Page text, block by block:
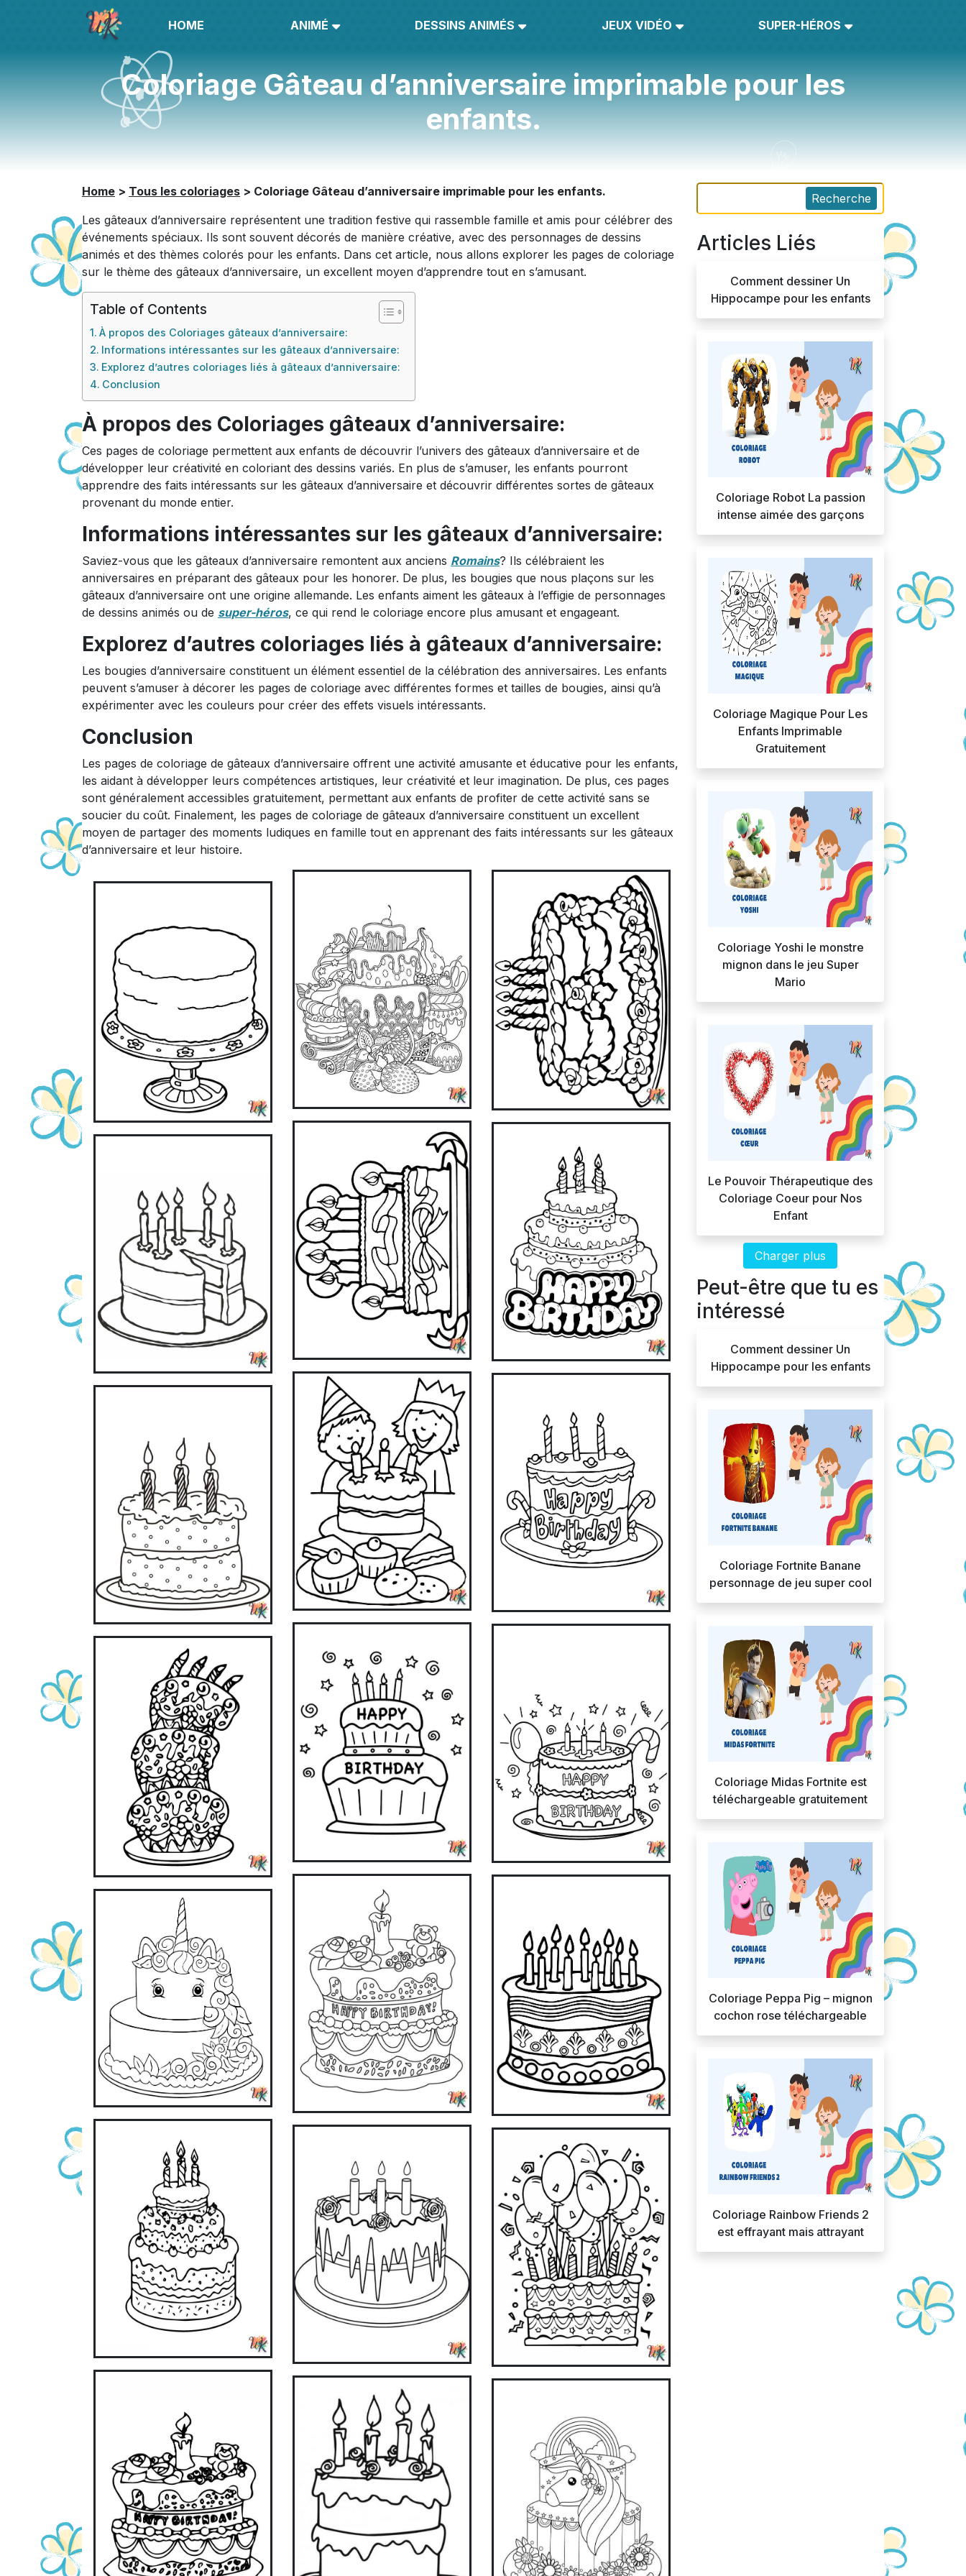
HOME ANIMÉ DESSINS ANIMÉS JEUX VIDÉO SUPER-HÉROS
Coloriage Gâteau d’anniversaire imprimable pour les
enfants.
Home > Tous les coloriages > Coloriage Gâteau d’anniversaire imprimable pour les enfants.
Les gâteaux d’anniversaire représentent une tradition festive qui rassemble famille et amis pour célébrer des
événements spéciaux. Ils sont souvent décorés de manière créative, avec des personnages de dessins
animés et des thèmes colorés pour les enfants. Dans cet article, nous allons explorer les pages de coloriage
sur le thème des gâteaux d’anniversaire, un excellent moyen d’apprendre tout en s’amusant.
Table of Contents
À propos des Coloriages gâteaux d’anniversaire:
Informations intéressantes sur les gâteaux d’anniversaire:
Explorez d’autres coloriages liés à gâteaux d’anniversaire:
Conclusion
À propos des Coloriages gâteaux d’anniversaire:
Ces pages de coloriage permettent aux enfants de découvrir l’univers des gâteaux d’anniversaire et de
développer leur créativité en coloriant des dessins variés. En plus de s’amuser, les enfants pourront
apprendre des faits intéressants sur les gâteaux d’anniversaire et découvrir différentes sortes de gâteaux
provenant du monde entier.
Informations intéressantes sur les gâteaux d’anniversaire:
Saviez-vous que les gâteaux d’anniversaire remontent aux anciens Romains? Ils célébraient les
anniversaires en préparant des gâteaux pour les honorer. De plus, les bougies que nous plaçons sur les
gâteaux d’anniversaire ont une origine allemande. Les enfants aiment les gâteaux à l’effigie de personnages
de dessins animés ou de super-héros, ce qui rend le coloriage encore plus amusant et engageant.
Explorez d’autres coloriages liés à gâteaux d’anniversaire:
Les bougies d’anniversaire constituent un élément essentiel de la célébration des anniversaires. Les enfants
peuvent s’amuser à décorer les pages de coloriage avec différentes formes et tailles de bougies, ainsi qu’à
expérimenter avec les couleurs pour créer des effets visuels intéressants.
Conclusion
Les pages de coloriage de gâteaux d’anniversaire offrent une activité amusante et éducative pour les enfants,
les aidant à développer leurs compétences artistiques, leur créativité et leur imagination. De plus, ces pages
sont généralement accessibles gratuitement, permettant aux enfants de profiter de cette activité sans se
soucier du coût. Finalement, les pages de coloriage de gâteaux d’anniversaire constituent un excellent
moyen de partager des moments ludiques en famille tout en apprenant des faits intéressants sur les gâteaux
d’anniversaire et leur histoire.
Recherche
Articles Liés
Comment dessiner Un
Hippocampe pour les enfants
Coloriage Robot La passion
intense aimée des garçons
Coloriage Magique Pour Les
Enfants Imprimable
Gratuitement
Coloriage Yoshi le monstre
mignon dans le jeu Super
Mario
Le Pouvoir Thérapeutique des
Coloriage Coeur pour Nos
Enfant
Charger plus
Peut-être que tu es
intéressé
Comment dessiner Un
Hippocampe pour les enfants
Coloriage Fortnite Banane
personnage de jeu super cool
Coloriage Midas Fortnite est
téléchargeable gratuitement
Coloriage Peppa Pig – mignon
cochon rose téléchargeable
Coloriage Rainbow Friends 2
est effrayant mais attrayant